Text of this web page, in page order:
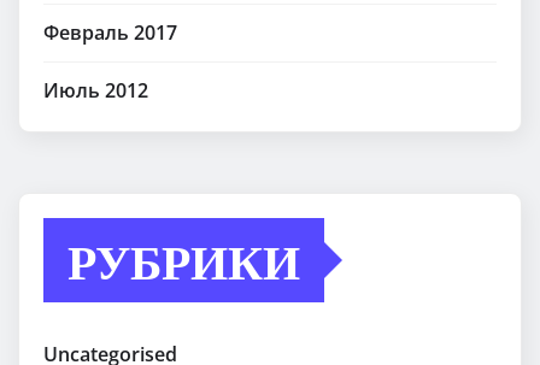
Февраль 2017
Июль 2012
РУБРИКИ
Uncategorised